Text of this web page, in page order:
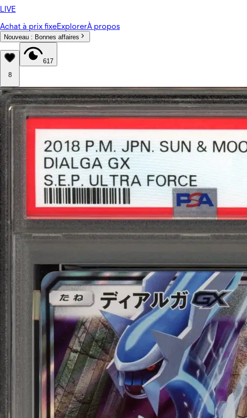
LIVE
Achat à prix fixeExplorerÀ propos
Nouveau : Bonnes affaires
8
617